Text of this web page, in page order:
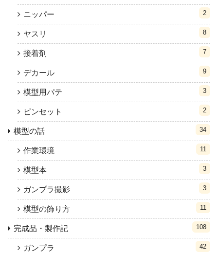
ニッパー 2
ヤスリ 8
接着剤 7
デカール 9
模型用パテ 3
ピンセット 2
模型の話 34
作業環境 11
模型本 3
ガンプラ撮影 3
模型の飾り方 11
完成品・製作記 108
ガンプラ 42